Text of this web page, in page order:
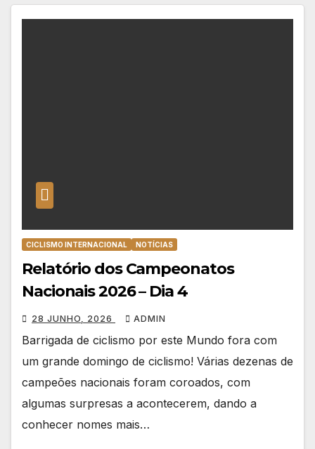
CICLISMO INTERNACIONAL NOTÍCIAS
Relatório dos Campeonatos
Nacionais 2026 – Dia 4
28 JUNHO, 2026 ADMIN
Barrigada de ciclismo por este Mundo fora com
um grande domingo de ciclismo! Várias dezenas de
campeões nacionais foram coroados, com
algumas surpresas a acontecerem, dando a
conhecer nomes mais…